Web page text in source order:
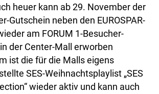
heuer kann ab 29. November der
Gutschein neben den EUROSPAR-
am FORUM 1-Besucher-
der Center-Mall erworben
ist die für die Malls eigens
SES-Weihnachtsplaylist „SES
wieder aktiv und kann auch